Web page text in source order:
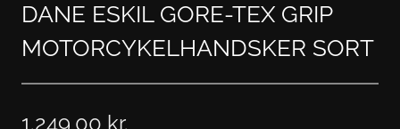
DANE ESKIL GORE-TEX GRIP
MOTORCYKELHANDSKER SORT
1.249,00 kr.